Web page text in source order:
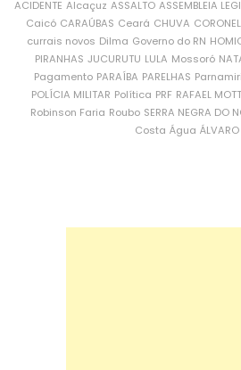
ACIDENTE Alcaçuz ASSALTO ASSEMBLEIA
Caicó CARAÚBAS Ceará CHUVA
currais novos Dilma Governo do RN
PIRANHAS JUCURUTU LULA Mossoró
Pagamento PARAÍBA PARELHAS
POLÍCIA MILITAR Política PRF RAFAEL
Robinson Faria Roubo SERRA NEGRA DO
Costa Água